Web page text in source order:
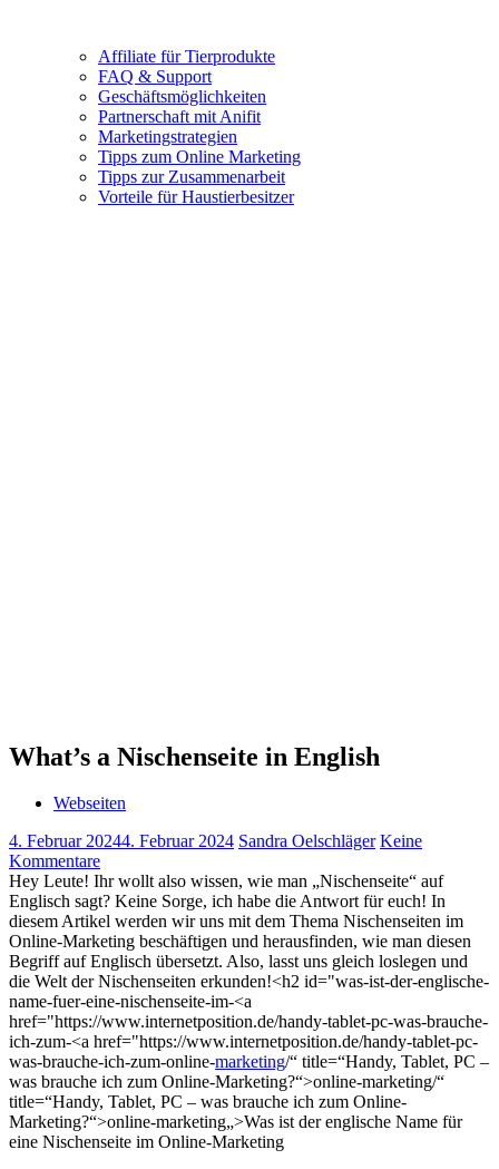
Affiliate für Tierprodukte
FAQ & Support
Geschäftsmöglichkeiten
Partnerschaft mit Anifit
Marketingstrategien
Tipps zum Online Marketing
Tipps zur Zusammenarbeit
Vorteile für Haustierbesitzer
What’s a Nischenseite in English
Webseiten
4. Februar 20244. Februar 2024 Sandra Oelschläger Keine
Kommentare
Hey Leute! Ihr wollt also ⁢wissen, ‌wie man „Nischenseite“ auf
Englisch sagt? Keine Sorge, ich ‌habe‍ die Antwort ‍für‍ euch! In
⁢diesem Artikel werden wir‍ uns mit⁣ dem Thema Nischenseiten im
Online-Marketing beschäftigen⁣ und herausfinden,⁤ wie man diesen
Begriff ‍auf Englisch übersetzt. Also, lasst uns ‍gleich loslegen ​und
die‌ Welt der Nischenseiten erkunden!<h2 id="was-ist-der-englische-
name-fuer-eine-nischenseite-im-<a
href="https://www.internetposition.de/handy-tablet-pc-was-brauche-
ich-zum-<a href="https://www.internetposition.de/handy-tablet-pc-
was-brauche-ich-zum-online-marketing/“ title=“Handy, Tablet, PC –
was brauche ich zum Online-Marketing?“>online-marketing/“
title=“Handy, Tablet, PC – was brauche ich zum Online-
Marketing?“>online-marketing„>Was ist der englische Name für
eine Nischenseite im⁣ Online-Marketing